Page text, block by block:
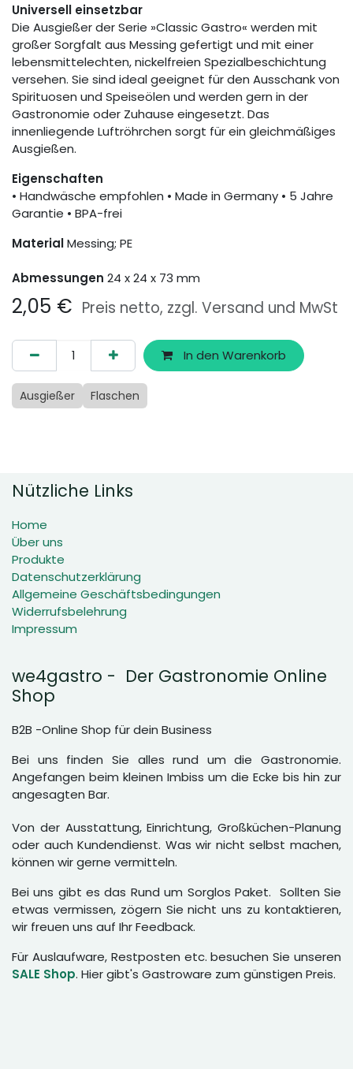
Universell einsetzbar
Die Ausgießer der Serie »Classic Gastro« werden mit
großer Sorgfalt aus Messing gefertigt und mit einer
lebensmittelechten, nickelfreien Spezialbeschichtung
versehen. Sie sind ideal geeignet für den Ausschank von
Spirituosen und Speiseölen und werden gern in der
Gastronomie oder Zuhause eingesetzt. Das
innenliegende Luftröhrchen sorgt für ein gleichmäßiges
Ausgießen.
Eigenschaften
• Handwäsche empfohlen • Made in Germany • 5 Jahre
Garantie • BPA-frei
MaterialMessing; PE
Abmessungen 24 x 24 x 73 mm
2,05 € Preis netto, zzgl. Versand und MwSt
In den Warenkorb
Ausgießer Flaschen
Nützliche Links
Home
Über uns
Produkte
Datenschutzerklärung
Allgemeine Geschäftsbedingungen
Widerrufsbelehrung
Impressum
we4gastro - Der Gastronomie Online
Shop
B2B -Online Shop für dein Business
Bei uns finden Sie alles rund um die Gastronomie.
Angefangen beim kleinen Imbiss um die Ecke bis hin zur
angesagten Bar.
Von der Ausstattung, Einrichtung, Großküchen-Planung
oder auch Kundendienst. Was wir nicht selbst machen,
können wir gerne vermitteln.
Bei uns gibt es das Rund um Sorglos Paket. Sollten Sie
etwas vermissen, zögern Sie nicht uns zu kontaktieren,
wir freuen uns auf Ihr Feedback.
Für Auslaufware, Restposten etc. besuchen Sie unseren
SALE Shop. Hier gibt's Gastroware zum günstigen Preis.